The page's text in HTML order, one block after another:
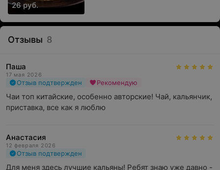
26 руб.
Отзывы 8
Паша
17 мая 2026
Отзыв подтвержден Рекомендую
Чаи топ китайские, особенно авторские! Чай, кальянчик,
приставка, все как я люблю
Анастасия
12 февраля 2026
Отзыв подтвержден
Для меня здесь лучшие кальяны! Ребят знаю уже давно -